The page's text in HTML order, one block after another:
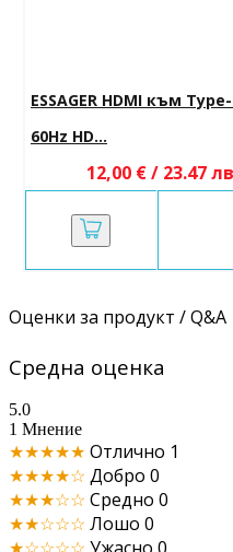
ESSAGER HDMI към
60Hz HD...
12,00 € / 23.47
Оценки за продукт / Q&A
Средна оценка
5.0
1 Мнение
★★★★★ Отлично 1
★★★★☆ Добро 0
★★★☆☆ Средно 0
★★☆☆☆ Лошо 0